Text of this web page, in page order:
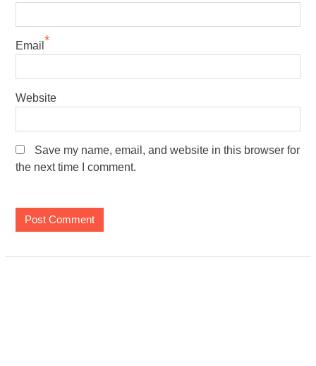
Email *
Website
Save my name, email, and website in this browser for
the next time I comment.